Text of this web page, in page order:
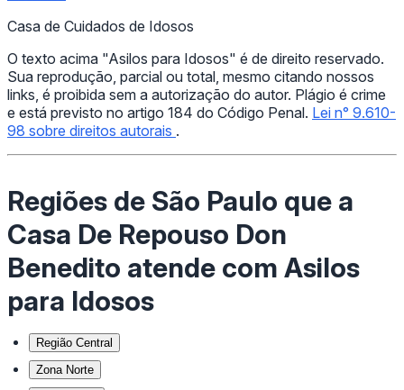
Casa de Cuidados de Idosos
O texto acima "Asilos para Idosos" é de direito reservado.
Sua reprodução, parcial ou total, mesmo citando nossos
links, é proibida sem a autorização do autor. Plágio é crime
e está previsto no artigo 184 do Código Penal. Lei n° 9.610-
98 sobre direitos autorais .
Regiões de São Paulo que a
Casa De Repouso Don
Benedito atende com Asilos
para Idosos
Região Central
Zona Norte